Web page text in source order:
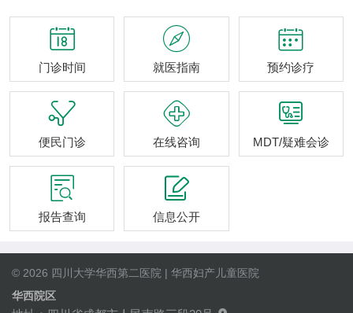

门诊时间

就医指南

预约诊疗

便民门诊

在线咨询

MDT/疑难会诊

报告查询

信息公开
© 2026 四川大学华西第二医院 | 华西妇产儿童医院
华西院区